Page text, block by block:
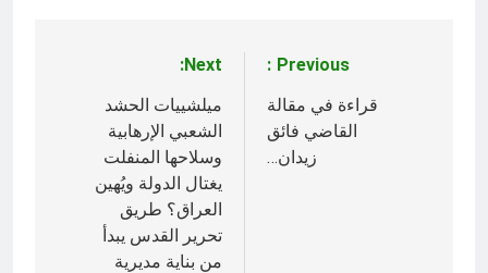
المقالات
Previous:
قراءة في مقالة
القاضي فائق
زيدان…
Next:
ميلشييات الحشد
الشعبي الإرهابية
وسلاحها المنفلت
يغتال الدولة ويُهين
العراق؟ طريق
تحرير القدس يبدأ
من بناية مديرية